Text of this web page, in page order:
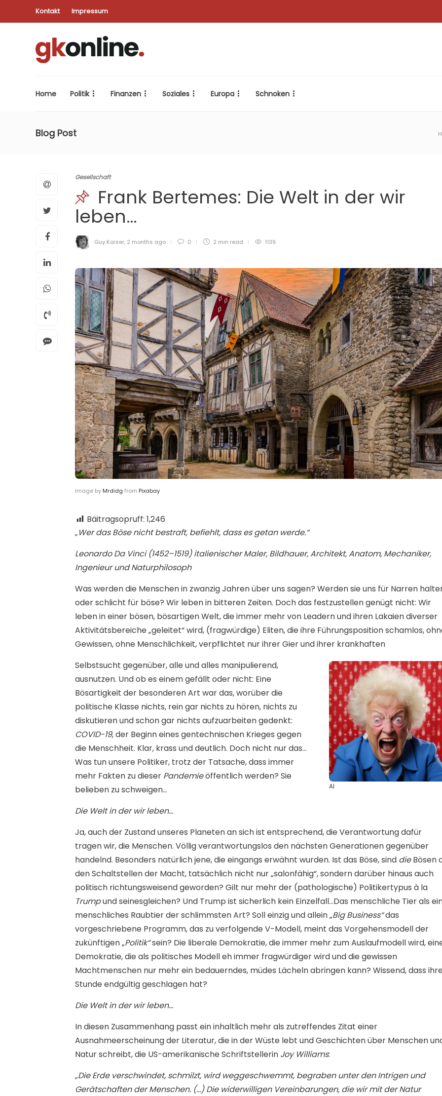
Kontakt Impressum
Home Politik Finanzen Soziales Europa Schnoken
Blog Post
Gesellschaft
Frank Bertemes: Die Welt in der wir
leben…
Guy Kaiser, 2 months ago 0 2 min read 1139
Image by Mrdidg from Pixabay
Bäitragsopruff: 1,246
„Wer das Böse nicht bestraft, befiehlt, dass es getan werde.“
Leonardo Da Vinci (1452–1519) italienischer Maler, Bildhauer, Architekt, Anatom, Mechaniker,
Ingenieur und Naturphilosoph
Was werden die Menschen in zwanzig Jahren über uns sagen? Werden sie uns für Narren
oder schlicht für böse? Wir leben in bitteren Zeiten. Doch das festzustellen genügt nicht: Wir
leben in einer bösen, bösartigen Welt, die immer mehr von Leadern und ihren Lakaien diverser
Aktivitätsbereiche „geleitet“ wird, (fragwürdige) Eliten, die ihre Führungsposition schamlos,
Gewissen, ohne Menschlichkeit, verpflichtet nur ihrer Gier und ihrer krankhaften
AI
Selbstsucht gegenüber, alle und alles manipulierend,
ausnutzen. Und ob es einem gefällt oder nicht: Eine
Bösartigkeit der besonderen Art war das, worüber die
politische Klasse nichts, rein gar nichts zu hören, nichts zu
diskutieren und schon gar nichts aufzuarbeiten gedenkt:
COVID-19, der Beginn eines gentechnischen Krieges gegen
die Menschheit. Klar, krass und deutlich. Doch nicht nur das…
Was tun unsere Politiker, trotz der Tatsache, dass immer
mehr Fakten zu dieser Pandemieöffentlich werden? Sie
belieben zu schweigen…
Die Welt in der wir leben…
Ja, auch der Zustand unseres Planeten an sich ist entsprechend, die Verantwortung dafür
tragen wir, die Menschen. Völlig verantwortungslos den nächsten Generationen gegenüber
handelnd. Besonders natürlich jene, die eingangs erwähnt wurden. Ist das Böse, sind dieBösen
den Schaltstellen der Macht, tatsächlich nicht nur „salonfähig“, sondern darüber hinaus auch
politisch richtungsweisend geworden? Gilt nur mehr der (pathologische) Politikertypus à la
Trumpund seinesgleichen? Und Trump ist sicherlich kein Einzelfall…Das menschliche Tier als
menschliches Raubtier der schlimmsten Art? Soll einzig und allein „Big Business“das
vorgeschriebene Programm, das zu verfolgende V-Modell, meint das Vorgehensmodell der
zukünftigen „Politik“sein? Die liberale Demokratie, die immer mehr zum Auslaufmodell wird,
Demokratie, die als politisches Modell eh immer fragwürdiger wird und die gewissen
Machtmenschen nur mehr ein bedauerndes, müdes Lächeln abringen kann? Wissend, dass
Stunde endgültig geschlagen hat?
Die Welt in der wir leben…
In diesen Zusammenhang passt ein inhaltlich mehr als zutreffendes Zitat einer
Ausnahmeerscheinung der Literatur, die in der Wüste lebt und Geschichten über Menschen
Natur schreibt, die US-amerikanische Schriftstellerin Joy Williams:
„Die Erde verschwindet, schmilzt, wird weggeschwemmt, begraben unter den Intrigen und
Gerätschaften der Menschen. (…) Die widerwilligen Vereinbarungen, die wir mit der Natur